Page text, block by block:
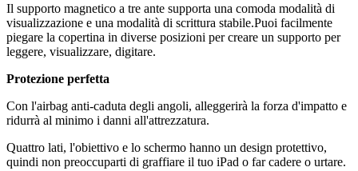
Il supporto magnetico a tre ante supporta una comoda modalità di
visualizzazione e una modalità di scrittura stabile.Puoi facilmente
piegare la copertina in diverse posizioni per creare un supporto per
leggere, visualizzare, digitare.
Protezione perfetta
Con l'airbag anti-caduta degli angoli, alleggerirà la forza d'impatto e
ridurrà al minimo i danni all'attrezzatura.
Quattro lati, l'obiettivo e lo schermo hanno un design protettivo,
quindi non preoccuparti di graffiare il tuo iPad o far cadere o urtare.